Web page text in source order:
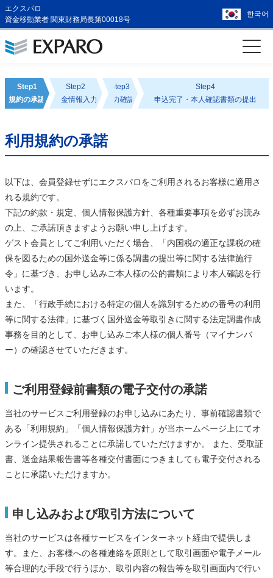
エクスパロ
資金移動業者 関東財務局長第00018号
한국어
Step1
規約の承認
Step2
送金情報入力
Step3
入力確認
Step4
申込完了・本人確認書類の提出
利用規約の承諾
以下は、会員登録せずにエクスパロをご利用されるお客様に適用さ
れる規約です。
下記の約款・規定、個人情報保護方針、各種重要事項を必ずお読み
の上、ご承諾頂きますようお願い申し上げます。
ゲスト会員としてご利用いただく場合、「内国税の適正な課税の確
保を図るための国外送金等に係る調書の提出等に関する法律施行
令」に基づき、お申し込みご本人様の公的書類により本人確認を行
います。
また、「行政手続における特定の個人を識別するための番号の利用
等に関する法律」に基づく国外送金等取引きに関する法定調書作成
事務を目的として、お申し込みご本人様の個人番号（マイナンバ
ー）の確認させていただきます。
ご利用登録前書類の電子交付の承諾
当社のサービスご利用登録のお申し込みにあたり、事前確認書類で
ある「利用規約」「個人情報保護方針」が当ホームページ上にてオ
ンライン提供されることに承諾していただけますか。 また、受取証
書、送金結果報告書等各種交付書面につきましても電子交付される
ことに承諾いただけますか。
申し込みおよび取引方法について
当社のサービスは各種サービスをインターネット経由で提供しま
す。また、お客様への各種連絡を原則として取引画面や電子メール
等合理的な手段で行うほか、取引内容の報告等を取引画面内で行い